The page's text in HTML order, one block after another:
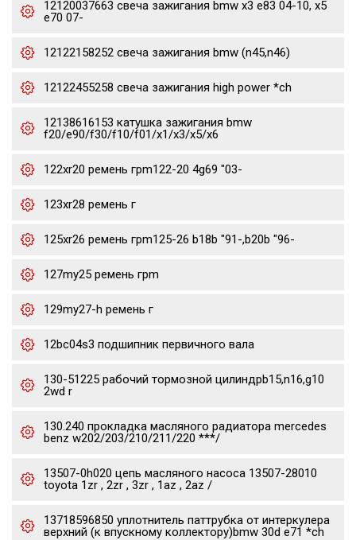
12120037663 свеча зажигания bmw x3 e83 04-10, x5
e70 07-
12122158252 свеча зажигания bmw (n45,n46)
12122455258 свеча зажигания high power *ch
12138616153 катушка зажигания bmw
f20/e90/f30/f10/f01/x1/x3/x5/x6
122xr20 ремень грm122-20 4g69 "03-
123xr28 ремень г
125xr26 ремень грm125-26 b18b "91-,b20b "96-
127my25 ремень грm
129my27-h ремень г
12bc04s3 подшипник первичного вала
130-51225 рабочий тормозной цилиндрb15,n16,g10
2wd r
130.240 прокладка масляного радиатора mercedes
benz w202/203/210/211/220 ***/
13507-0h020 цепь масляного насоса 13507-28010
toyota 1zr , 2zr , 3zr , 1az , 2az /
13718596850 уплотнитель паттрубка от интеркулера
верхний (к впускному коллектору)bmw 30d e71 *ch